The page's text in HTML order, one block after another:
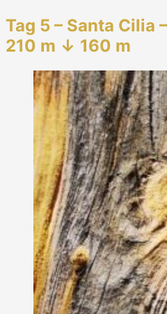
Tag 5 – Santa Cilia
210 m ↓ 160 m